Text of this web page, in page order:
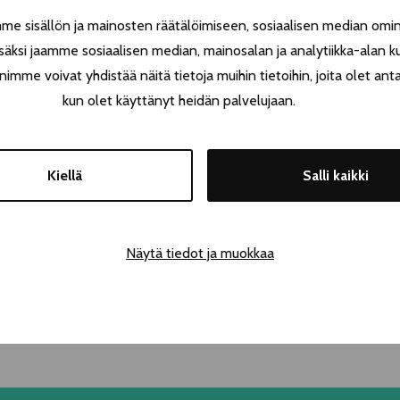
sisällön ja mainosten räätälöimiseen, sosiaalisen median
jaamme sosiaalisen median, mainosalan ja analytiikka-alan
voivat yhdistää näitä tietoja muihin tietoihin, joita olet
kun olet käyttänyt heidän palvelujaan.
Kiellä Salli kaikki
Näytä tiedot ja muokkaa
everything arises from the performers'
situations emerge directly from the
performance.